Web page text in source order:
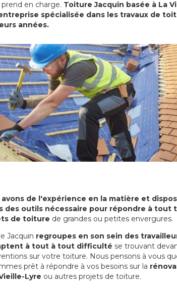
prend en charge. Toiture Jacquin basée à La
spécialisée dans les travaux de
années.
avons de l'expérience en la matière et
des outils nécessaire pour répondre à tout
de toiture de grandes ou petites envergures.
Jacquin regroupes en son sein des
à tout à tout difficulté se trouvant
sur votre toiture. Nous pensons à vous
prêt à répondre à vos besoins sur la
Lyre ou autres projets de toiture.